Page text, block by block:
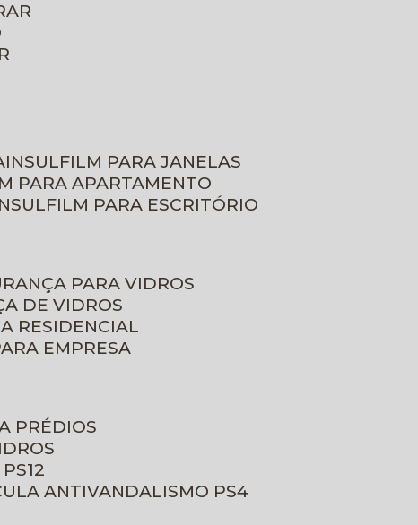
INSULFILM PARA JANELAS
PARA APARTAMENTO
INSULFILM PARA ESCRITÓRIO
PARA VIDROS
DE VIDROS
RESIDENCIAL
EMPRESA
PRÉDIOS
ANTIVANDALISMO PS4